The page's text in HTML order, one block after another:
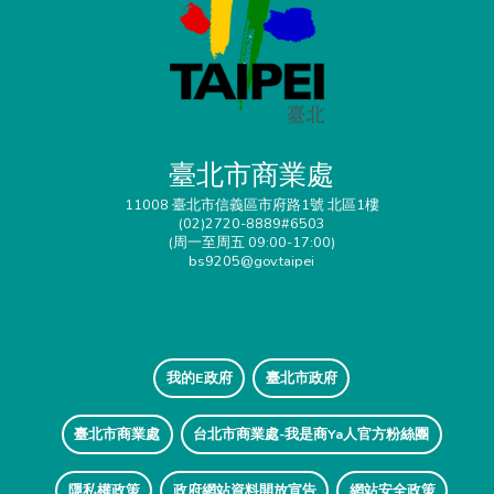
臺北市商業處
11008 臺北市信義區市府路1號 北區1樓
(02)2720-8889#6503
(周一至周五 09:00-17:00)
bs9205@gov.taipei
我的E政府 臺北市政府
臺北市商業處 台北市商業處-我是商Ya人官方粉絲團